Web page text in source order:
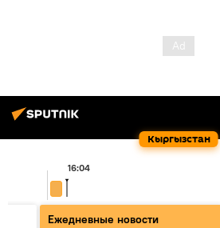
Кыргызстан
16:04
Ежедневные новости